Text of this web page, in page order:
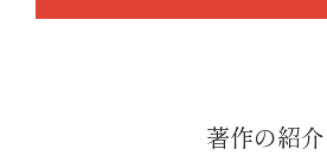
著作の紹介